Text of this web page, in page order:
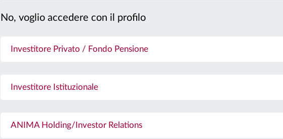
No, voglio accedere con il profilo
Investitore Privato / Fondo Pensione
Investitore Istituzionale
ANIMA Holding/Investor Relations
BCE, “NUOVI” PIR E GLI ALTRI TEMI